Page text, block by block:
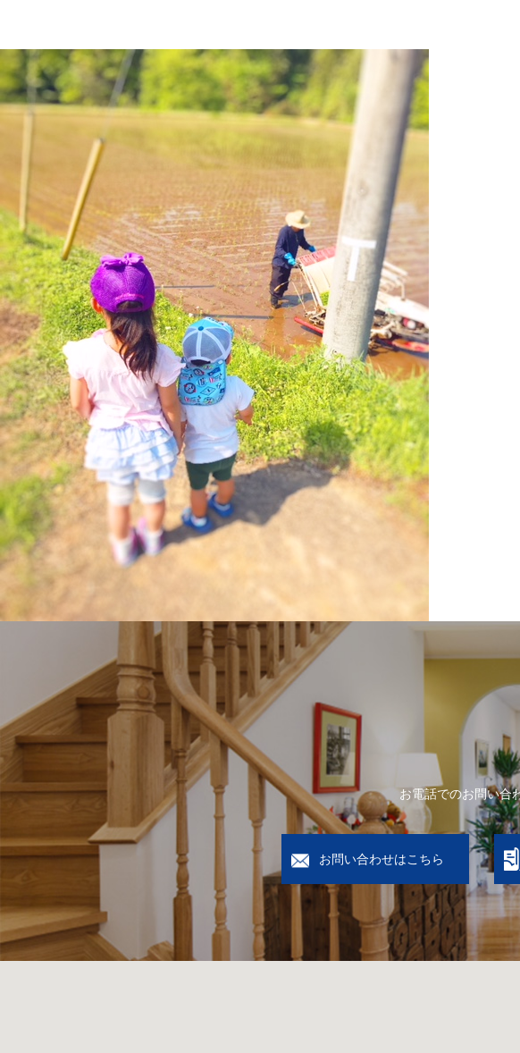
お電話でのお問い
お問い合わせはこちら